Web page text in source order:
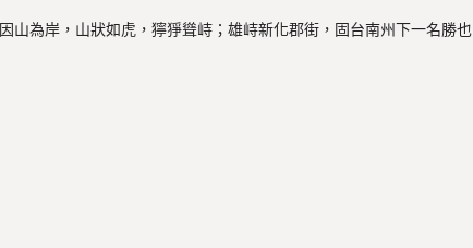
山為岸，山狀如虎，獰猙聳峙；雄峙新化郡街，固台南州下一名勝也